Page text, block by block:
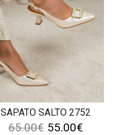
SAPATO SALTO 2752
65.00€ 55.00€